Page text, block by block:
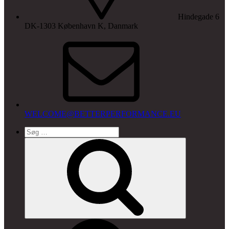
Hindegade 6
DK-1303 København K, Danmark
WELCOME@BETTERPERFORMANCE.EU
Søg
efter: